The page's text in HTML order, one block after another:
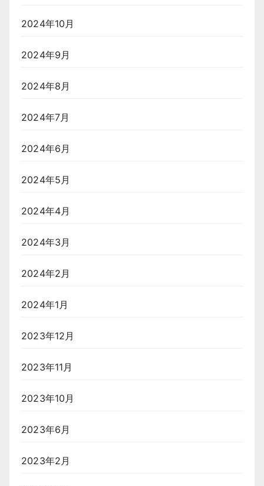
2024年10月
2024年9月
2024年8月
2024年7月
2024年6月
2024年5月
2024年4月
2024年3月
2024年2月
2024年1月
2023年12月
2023年11月
2023年10月
2023年6月
2023年2月